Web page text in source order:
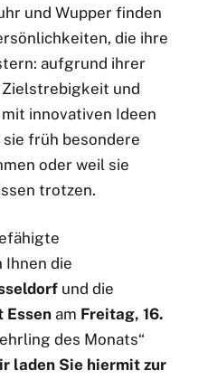
und Wupper finden
die ihre
aufgrund ihrer
Zielstrebigkeit und
innovativen Ideen
früh besondere
oder weil sie
trotzen.
die
und die
Essen am Freitag, 16.
des Monats“
laden Sie hiermit zur